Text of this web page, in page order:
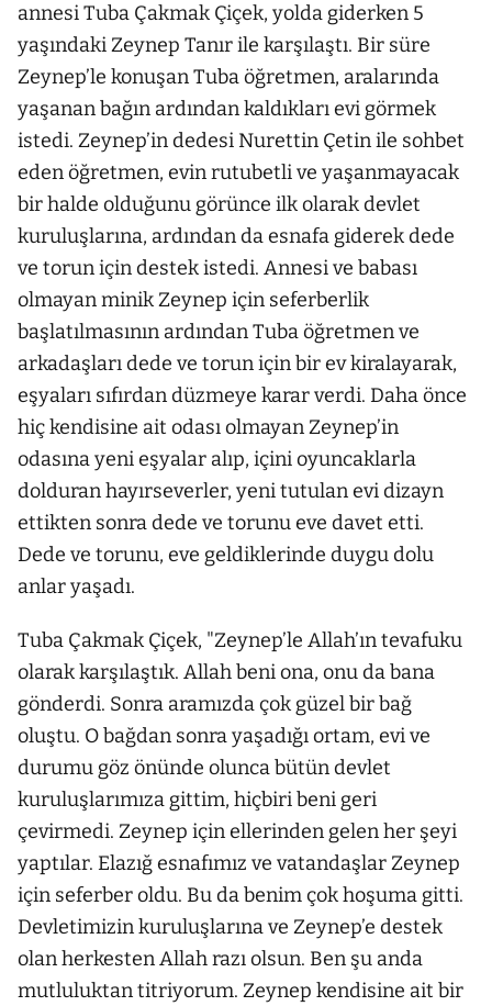
annesi Tuba Çakmak Çiçek, yolda giderken 5
yaşındaki Zeynep Tanır ile karşılaştı. Bir süre
Zeynep’le konuşan Tuba öğretmen, aralarında
yaşanan bağın ardından kaldıkları evi görmek
istedi. Zeynep’in dedesi Nurettin Çetin ile sohbet
eden öğretmen, evin rutubetli ve yaşanmayacak
bir halde olduğunu görünce ilk olarak devlet
kuruluşlarına, ardından da esnafa giderek dede
ve torun için destek istedi. Annesi ve babası
olmayan minik Zeynep için seferberlik
başlatılmasının ardından Tuba öğretmen ve
arkadaşları dede ve torun için bir ev kiralayarak,
eşyaları sıfırdan düzmeye karar verdi. Daha önce
hiç kendisine ait odası olmayan Zeynep’in
odasına yeni eşyalar alıp, içini oyuncaklarla
dolduran hayırseverler, yeni tutulan evi dizayn
ettikten sonra dede ve torunu eve davet etti.
Dede ve torunu, eve geldiklerinde duygu dolu
anlar yaşadı.
Tuba Çakmak Çiçek, "Zeynep’le Allah’ın tevafuku
olarak karşılaştık. Allah beni ona, onu da bana
gönderdi. Sonra aramızda çok güzel bir bağ
oluştu. O bağdan sonra yaşadığı ortam, evi ve
durumu göz önünde olunca bütün devlet
kuruluşlarımıza gittim, hiçbiri beni geri
çevirmedi. Zeynep için ellerinden gelen her şeyi
yaptılar. Elazığ esnafımız ve vatandaşlar Zeynep
için seferber oldu. Bu da benim çok hoşuma gitti.
Devletimizin kuruluşlarına ve Zeynep’e destek
olan herkesten Allah razı olsun. Ben şu anda
mutluluktan titriyorum. Zeynep kendisine ait bir